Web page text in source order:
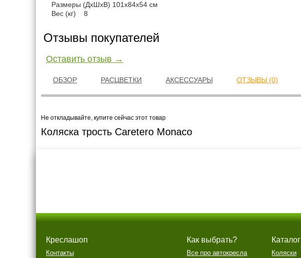
Размеры (ДхШхВ) 101x84х54 см
Вес (кг) 8
Отзывы покупателей
Оставить отзыв →
ОБЗОР РАСЦВЕТКИ АКСЕССУАРЫ ОТЗЫВЫ (0)
Не откладывайте, купите сейчас этот товар
Коляска трость Caretero Monaco
Креслашоп
Контакты
Как выбрать?
Все про автокресла
Каталог
Коляски